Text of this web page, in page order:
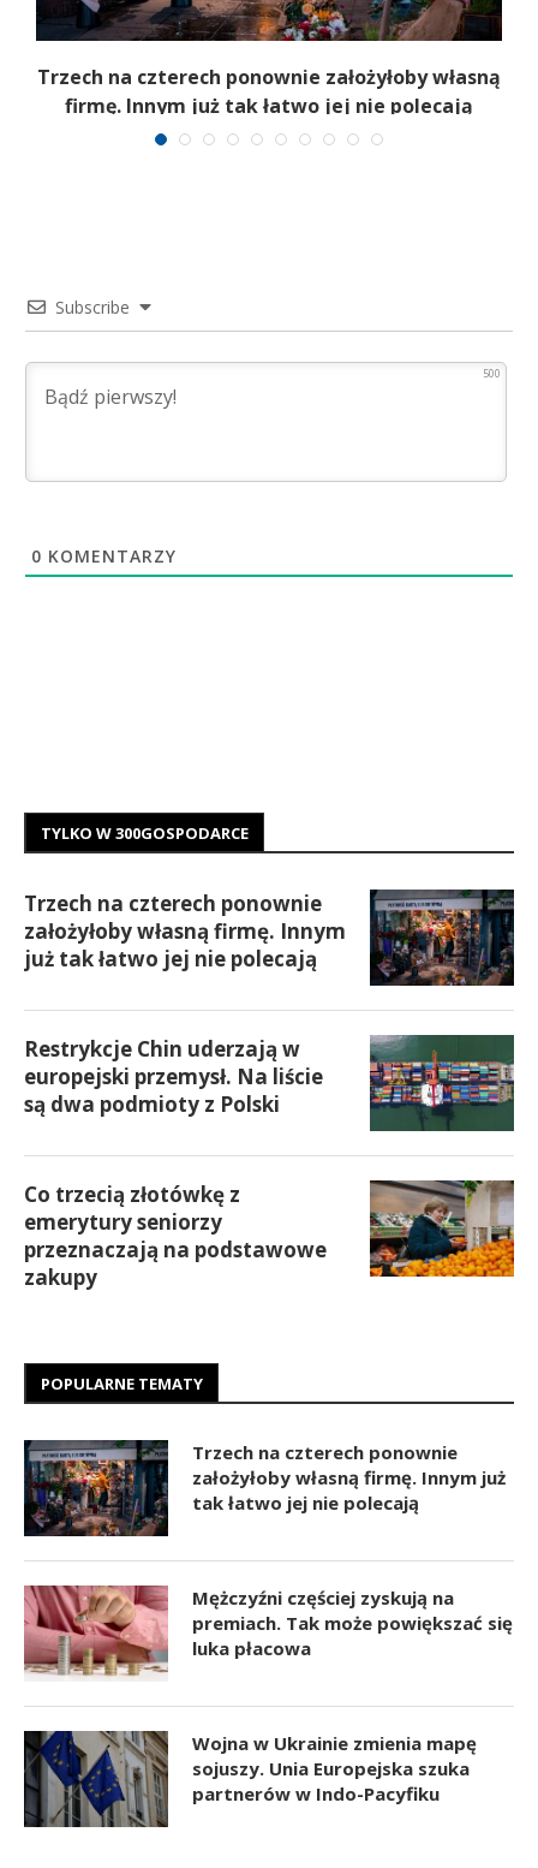
Trzech na czterech ponownie założyłoby własną
firmę. Innym już tak łatwo jej nie polecają
Subscribe
500
0 KOMENTARZY
TYLKO W 300GOSPODARCE
Trzech na czterech ponownie
założyłoby własną firmę. Innym
już tak łatwo jej nie polecają
Restrykcje Chin uderzają w
europejski przemysł. Na liście
są dwa podmioty z Polski
Co trzecią złotówkę z
emerytury seniorzy
przeznaczają na podstawowe
zakupy
POPULARNE TEMATY
Trzech na czterech ponownie
założyłoby własną firmę. Innym już
tak łatwo jej nie polecają
Mężczyźni częściej zyskują na
premiach. Tak może powiększać się
luka płacowa
Wojna w Ukrainie zmienia mapę
sojuszy. Unia Europejska szuka
partnerów w Indo-Pacyfiku